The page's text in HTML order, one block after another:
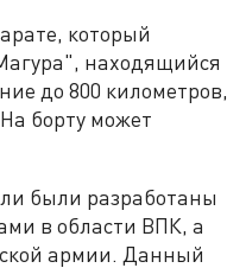
который
находящийся
до 800 километров,
борту может
были разработаны
в области ВПК, а
армии. Данный